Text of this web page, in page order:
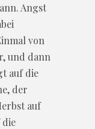
Angst
von
und dann
auf die
der
auf
die